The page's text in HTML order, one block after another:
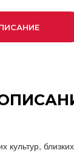
культур,